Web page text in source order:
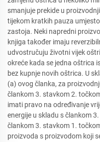
smanjuje prekide u
tijekom kratkih pauza
zastoja. Neki napredni
knjiga također imaju
udvostručuju životni vijek
okreće kada se jedna oštrica
bez kupnje novih oštrica. U
(a) ovog članka, za
člankom 3. stavkom 2.
imati pravo na određivanje
energije u skladu s člankom
člankom 3. stavkom 1.
proizvoda s proizvodom koji